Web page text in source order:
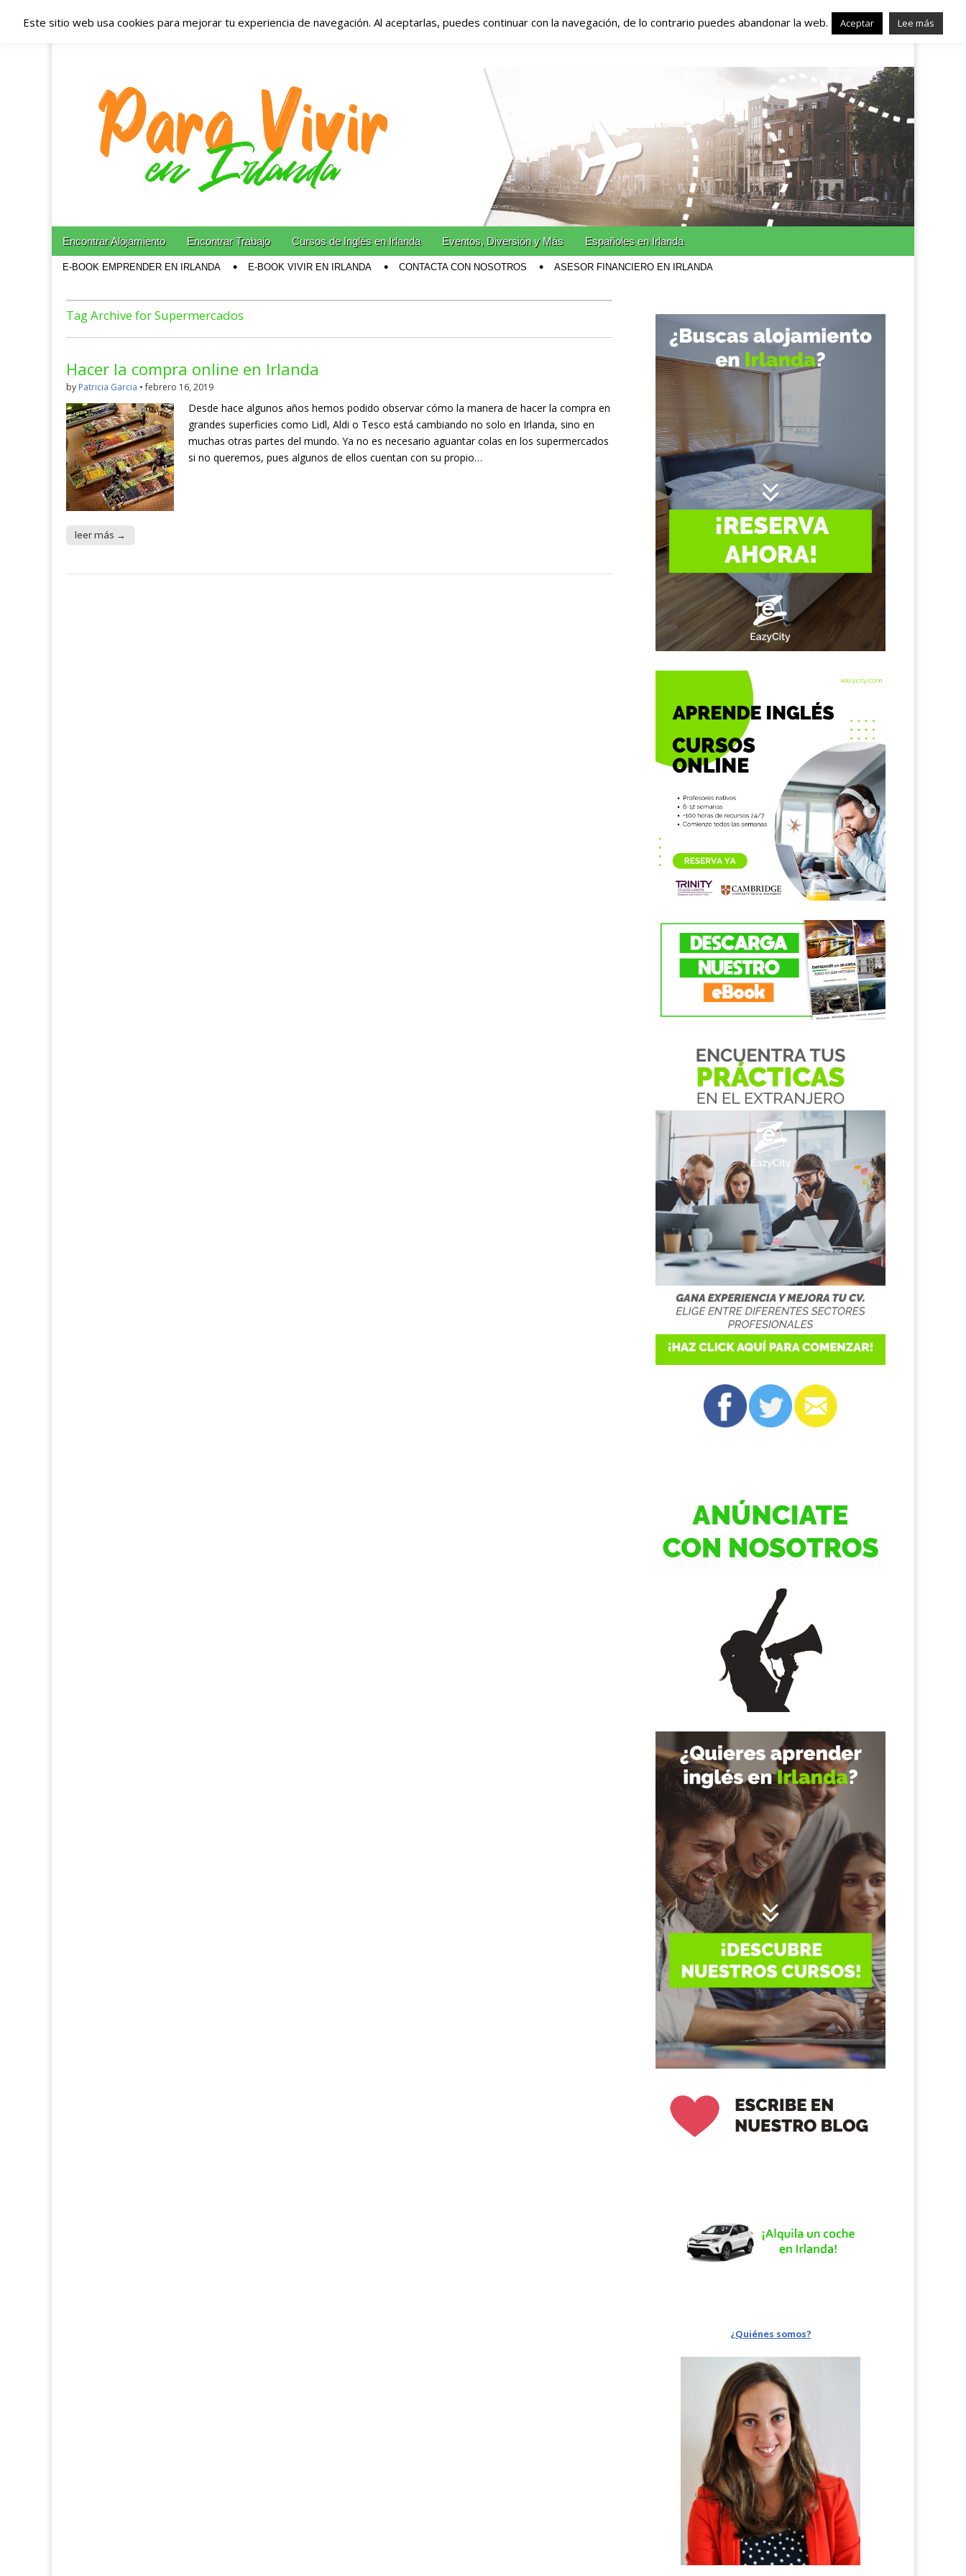
Españoles en Irlanda – Vivir en Irlanda – Trabajo en
Irlanda – Alojamiento en Irlanda
Blog dedicado a los que viven, estudian y trabajan en Irlanda!
Main menu
Skip to content
Encontrar Alojamiento Encontrar Trabajo Cursos de Inglés en Irlanda Eventos, Diversión y Más Españoles en Irlanda
E-BOOK EMPRENDER EN IRLANDA E-BOOK VIVIR EN IRLANDA CONTACTA CON NOSOTROS ASESOR FINANCIERO EN IRLANDA
Tag Archive for Supermercados
Hacer la compra online en Irlanda
by Patricia Garcia •febrero 16, 2019
Desde hace algunos años hemos podido observar cómo la manera de hacer la compra en
grandes superficies como Lidl, Aldi o Tesco está cambiando no solo en Irlanda, sino en
muchas otras partes del mundo. Ya no es necesario aguantar colas en los supermercados
si no queremos, pues algunos de ellos cuentan con su propio…
leer más →
¿Quiénes somos?
Este sitio web usa cookies para mejorar tu experiencia de navegación. Al aceptarlas, puedes continuar con la navegación, de lo contrario puedes abandonar la web. Aceptar Lee más